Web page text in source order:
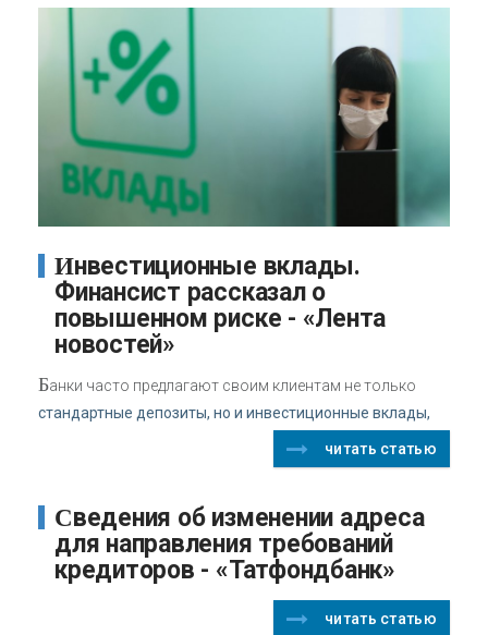
Инвестиционные вклады.
Финансист рассказал о
повышенном риске - «Лента
новостей»
Банки часто предлагают своим клиентам не только
стандартные депозиты, но и инвестиционные вклады,
читать статью
Сведения об изменении адреса
для направления требований
кредиторов - «Татфондбанк»
читать статью